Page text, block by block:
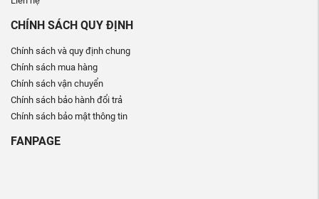
CHÍNH SÁCH QUY ĐỊNH
Chính sách và quy định chung
Chính sách mua hàng
Chính sách vận chuyển
Chính sách bảo hành đổi trả
Chính sách bảo mật thông tin
FANPAGE